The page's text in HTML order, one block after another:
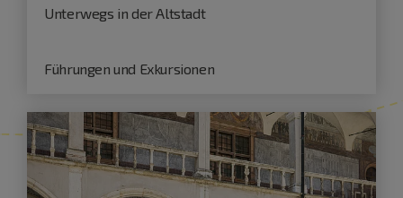
Unterwegs in der Altstadt
Führungen und Exkursionen